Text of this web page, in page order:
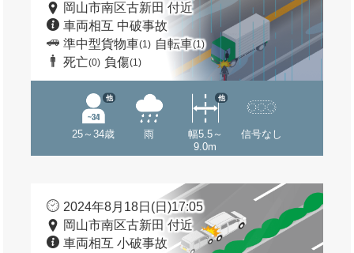
岡山市南区古新田 付近
車両相互 中破事故
準中型貨物車(1) 自転車(1)
死亡(0) 負傷(1)
25～34歳
他
雨
幅5.5～
9.0m
他
信号なし
2024年8月18日(日)17:05
岡山市南区古新田 付近
車両相互 小破事故